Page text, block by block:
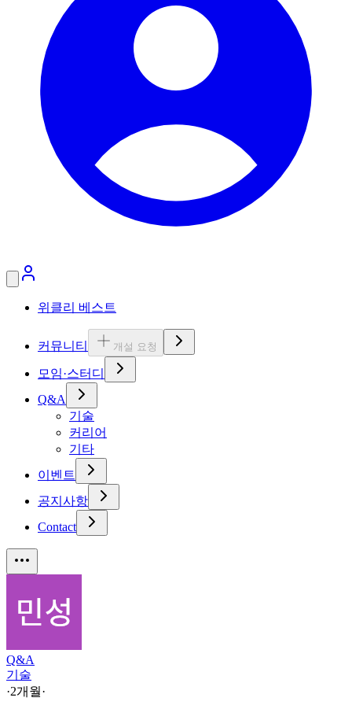
위클리 베스트
커뮤니티 개설 요청
모임·스터디
Q&A
기술
커리어
기타
이벤트
공지사항
Contact
Q&A
기술
·2개월·